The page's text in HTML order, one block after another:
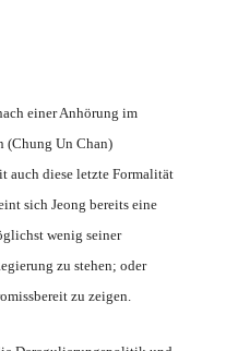
einer Anhörung im
(Chung Un Chan)
auch diese letzte Formalität
sich Jeong bereits eine
wenig seiner
zu stehen; oder
zu zeigen.